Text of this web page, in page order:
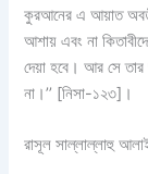
কুরআনের এ আয়াত
আশায় এবং না
দেয়া হবে। আর সে
না।’’ [নিসা-১২৩]।
রাসূল সাল্লাল্লাহু